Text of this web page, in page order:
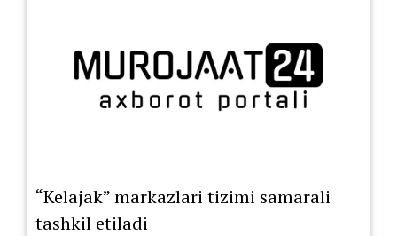
“Kelajak” markazlari tizimi samarali
tashkil etiladi